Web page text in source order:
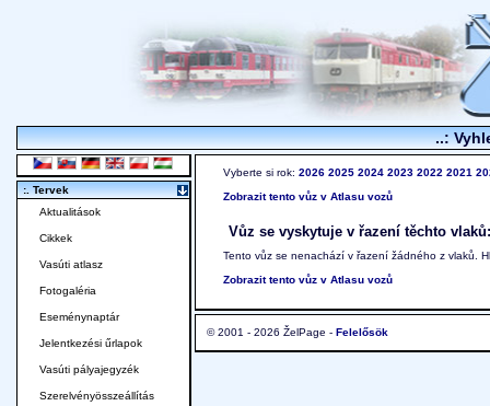
..:
Vyberte si rok: 2026 2025 2024 2023 2022 2021
Zobrazit tento vůz v Atlasu vozů
Vůz se vyskytuje v řazení těchto vlaků:
Tento vůz se nenachází v řazení žádného z vlaků.
Zobrazit tento vůz v Atlasu vozů
© 2001 - 2026 ŽelPage - Felelősök
:. Tervek
Aktualitások
Cikkek
Vasúti atlasz
Fotogaléria
Eseménynaptár
Jelentkezési űrlapok
Vasúti pályajegyzék
Szerelvényösszeállítás